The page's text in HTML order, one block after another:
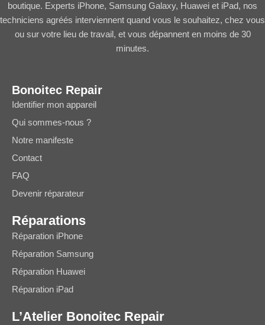
boutique. Experts iPhone, Samsung Galaxy, Huawei et iPad, nos
techniciens agréés interviennent quand vous le souhaitez, chez vous
ou sur votre lieu de travail, et vous dépannent en moins de 30
minutes.
Bonoitec Repair
Identifier mon appareil
Qui sommes-nous ?
Notre manifeste
Contact
FAQ
Devenir réparateur
Réparations
Réparation iPhone
Réparation Samsung
Réparation Huawei
Réparation iPad
L’Atelier Bonoitec Repair